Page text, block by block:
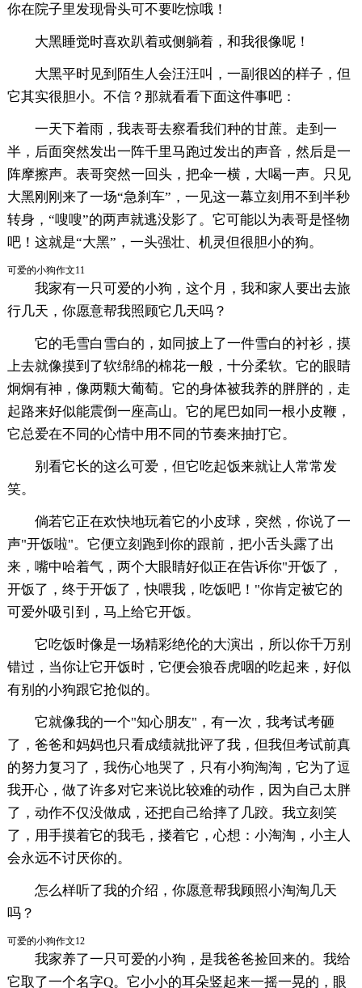
你在院子里发现骨头可不要吃惊哦！
大黑睡觉时喜欢趴着或侧躺着，和我很像呢！
大黑平时见到陌生人会汪汪叫，一副很凶的样子，但
它其实很胆小。不信？那就看看下面这件事吧：
一天下着雨，我表哥去察看我们种的甘蔗。走到一
半，后面突然发出一阵千里马跑过发出的声音，然后是一
阵摩擦声。表哥突然一回头，把伞一横，大喝一声。只见
大黑刚刚来了一场“急刹车”，一见这一幕立刻用不到半秒
转身，“嗖嗖”的两声就逃没影了。它可能以为表哥是怪物
吧！这就是“大黑”，一头强壮、机灵但很胆小的狗。
可爱的小狗作文11
我家有一只可爱的小狗，这个月，我和家人要出去旅
行几天，你愿意帮我照顾它几天吗？
它的毛雪白雪白的，如同披上了一件雪白的衬衫，摸
上去就像摸到了软绵绵的棉花一般，十分柔软。它的眼睛
炯炯有神，像两颗大葡萄。它的身体被我养的胖胖的，走
起路来好似能震倒一座高山。它的尾巴如同一根小皮鞭，
它总爱在不同的心情中用不同的节奏来抽打它。
别看它长的这么可爱，但它吃起饭来就让人常常发
笑。
倘若它正在欢快地玩着它的小皮球，突然，你说了一
声"开饭啦"。它便立刻跑到你的跟前，把小舌头露了出
来，嘴中哈着气，两个大眼睛好似正在告诉你"开饭了，
开饭了，终于开饭了，快喂我，吃饭吧！"你肯定被它的
可爱外吸引到，马上给它开饭。
它吃饭时像是一场精彩绝伦的大演出，所以你千万别
错过，当你让它开饭时，它便会狼吞虎咽的吃起来，好似
有别的小狗跟它抢似的。
它就像我的一个"知心朋友"，有一次，我考试考砸
了，爸爸和妈妈也只看成绩就批评了我，但我但考试前真
的努力复习了，我伤心地哭了，只有小狗淘淘，它为了逗
我开心，做了许多对它来说比较难的动作，因为自己太胖
了，动作不仅没做成，还把自己给摔了几跤。我立刻笑
了，用手摸着它的我毛，搂着它，心想：小淘淘，小主人
会永远不讨厌你的。
怎么样听了我的介绍，你愿意帮我顾照小淘淘几天
吗？
可爱的小狗作文12
我家养了一只可爱的小狗，是我爸爸捡回来的。我给
它取了一个名字Q。它小小的耳朵竖起来一摇一晃的，眼